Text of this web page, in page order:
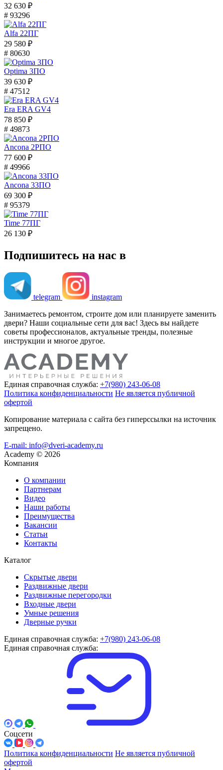
32 630 ₽
# 93296
Alfa 22ПГ
29 580 ₽
# 80630
Optima 3ПО
39 630 ₽
# 47512
Era ERA GV4
78 850 ₽
# 49873
Ancona 2РПО
77 600 ₽
# 49966
Ancona 33ПО
69 300 ₽
# 95379
Time 77ПГ
26 130 ₽
Подпишитесь на нас в
telegram
instagram
Занимаетесь ремонтом, строите дом или планируете заменить
двери? Наши социальные сети для вас! Здесь вы найдете
советы профессионалов, актуальные тренды, полезные
инструкции и многое другое.
Единая справочная служба: +7(980) 243-06-08
Политика конфиденциальности Не является публичной
офертой
Копирование материала с сайта без гиперссылки на источник
запрещено.
E-mail: info@dveri-academy.ru
Academy © 2026
Компания
О компании
Партнерам
Видео
Наши работы
Преимущества
Вакансии
Статьи
Контакты
Каталог
Скрытые двери
Раздвижные двери
Раздвижные перегородки
Входные двери
Умные решения
Дверные ручки
Единая справочная служба: +7(980) 243-06-08
Единая справочная служба:
Соцсети
Политика конфиденциальности Не является публичной
офертой